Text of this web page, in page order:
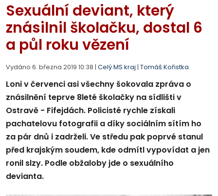
Sexuální deviant, který
znásilnil školačku, dostal 6
a půl roku vězení
Vydáno 6. března 2019 10:38 | Celý MS kraj | Tomáš Kořistka
Loni v červenci asi všechny šokovala zpráva o
znásilnění teprve 8leté školačky na sídlišti v
Ostravě - Fifejdách. Policisté rychle získali
pachatelovu fotografii a díky sociálním sítím ho
za pár dnů i zadrželi. Ve středu pak poprvé stanul
před krajským soudem, kde odmítl vypovídat a jen
ronil slzy. Podle obžaloby jde o sexuálního
devianta.